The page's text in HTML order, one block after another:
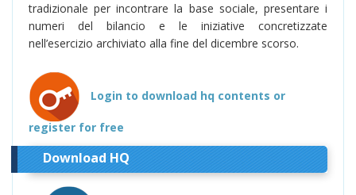
tradizionale per incontrare la base sociale, presentare i
numeri del bilancio e le iniziative concretizzate
nell’esercizio archiviato alla fine del dicembre scorso.
Login to download hq contents or
register for free
Download HQ